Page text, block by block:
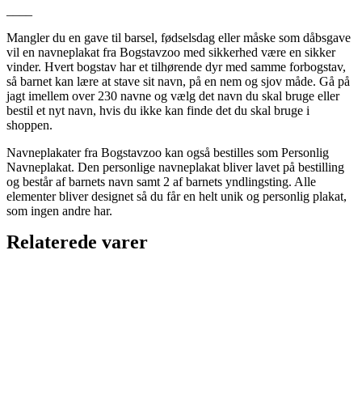
Mangler du en gave til barsel, fødselsdag eller måske som dåbsgave
vil en navneplakat fra Bogstavzoo med sikkerhed være en sikker
vinder. Hvert bogstav har et tilhørende dyr med samme forbogstav,
så barnet kan lære at stave sit navn, på en nem og sjov måde. Gå på
jagt imellem over 230 navne og vælg det navn du skal bruge eller
bestil et nyt navn, hvis du ikke kan finde det du skal bruge i
shoppen.
Navneplakater fra Bogstavzoo kan også bestilles som Personlig
Navneplakat. Den personlige navneplakat bliver lavet på bestilling
og består af barnets navn samt 2 af barnets yndlingsting. Alle
elementer bliver designet så du får en helt unik og personlig plakat,
som ingen andre har.
Relaterede varer